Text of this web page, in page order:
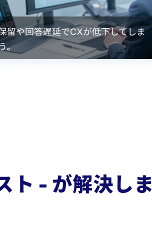
留や回答遅延でCXが低下してしま
。
- が解決しま